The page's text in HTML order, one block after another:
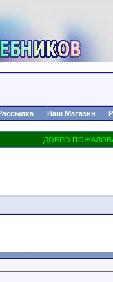
Наш Магазин